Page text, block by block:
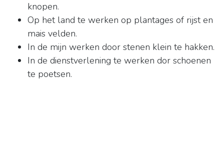
knopen.
Op het land te werken op plantages of rijst en
mais velden.
In de mijn werken door stenen klein te hakken.
In de dienstverlening te werken dor schoenen
te poetsen.